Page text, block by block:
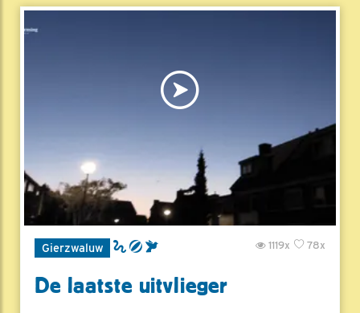
Gierzwaluw 78x
1119x
De laatste uitvlieger